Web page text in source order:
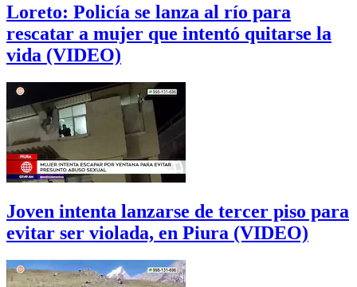
Loreto: Policía se lanza al río para
rescatar a mujer que intentó quitarse la
vida (VIDEO)
Joven intenta lanzarse de tercer piso para
evitar ser violada, en Piura (VIDEO)